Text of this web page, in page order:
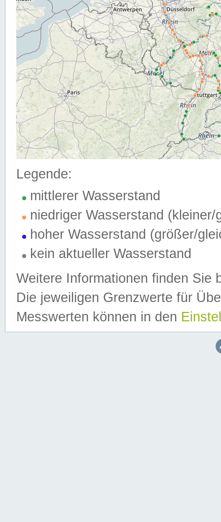
Legende:
mittlerer Wasserstand
niedriger Wasserstand (kleiner/
hoher Wasserstand (größer/
kein aktueller Wasserstand
Weitere Informationen finden Sie
Die jeweiligen Grenzwerte für
Messwerten können in den